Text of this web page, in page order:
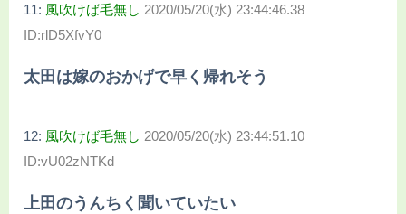
11: 風吹けば毛無し 2020/05/20(水) 23:44:46.38
ID:rlD5XfvY0
太田は嫁のおかげで早く帰れそう
12: 風吹けば毛無し 2020/05/20(水) 23:44:51.10
ID:vU02zNTKd
上田のうんちく聞いていたい